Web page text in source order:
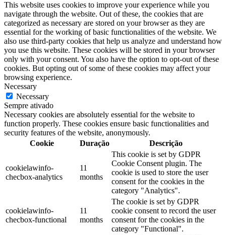
This website uses cookies to improve your experience while you
navigate through the website. Out of these, the cookies that are
categorized as necessary are stored on your browser as they are
essential for the working of basic functionalities of the website. We
also use third-party cookies that help us analyze and understand how
you use this website. These cookies will be stored in your browser
only with your consent. You also have the option to opt-out of these
cookies. But opting out of some of these cookies may affect your
browsing experience.
Necessary
Necessary
Sempre ativado
Necessary cookies are absolutely essential for the website to
function properly. These cookies ensure basic functionalities and
security features of the website, anonymously.
Cookie
Duração Descrição
cookielawinfo-
checbox-analytics
11
months
This cookie is set by GDPR
Cookie Consent plugin. The
cookie is used to store the user
consent for the cookies in the
category "Analytics".
cookielawinfo-
checbox-functional
11
months
The cookie is set by GDPR
cookie consent to record the user
consent for the cookies in the
category "Functional".